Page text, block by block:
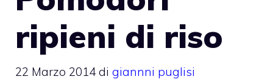
ripieni di riso
22 Marzo 2014 di giannni puglisi